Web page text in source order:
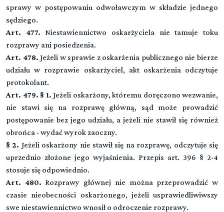
sprawy w postępowaniu odwoławczym w składzie jednego
sędziego.
Art. 477. Niestawiennictwo oskarżyciela nie tamuje toku
rozprawy ani posiedzenia.
Art. 478. Jeżeli w sprawie z oskarżenia publicznego nie bierze
udziału w rozprawie oskarżyciel, akt oskarżenia odczytuje
protokolant.
Art. 479. § 1. Jeżeli oskarżony, któremu doręczono wezwanie,
nie stawi się na rozprawę główną, sąd może prowadzić
postępowanie bez jego udziału, a jeżeli nie stawił się również
obrońca - wydać wyrok zaoczny.
§ 2. Jeżeli oskarżony nie stawił się na rozprawę, odczytuje się
uprzednio złożone jego wyjaśnienia. Przepis art. 396 § 2-4
stosuje się odpowiednio.
Art. 480. Rozprawy głównej nie można przeprowadzić w
czasie nieobecności oskarżonego, jeżeli usprawiedliwiwszy
swe niestawiennictwo wnosił o odroczenie rozprawy.
Kodeks postępowania karnego
Dział I (art. 1-23)